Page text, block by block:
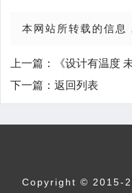
本网站所转载的信息
上一篇：
《设计有温度
下一篇： 返回列表
Copyright © 2015-